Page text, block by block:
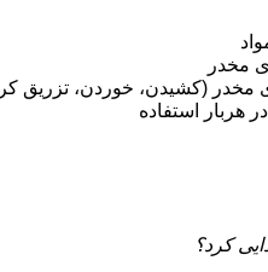
مخدر
(کشیدن، خوردن، تزریق
هربار استفاده
کرد؟